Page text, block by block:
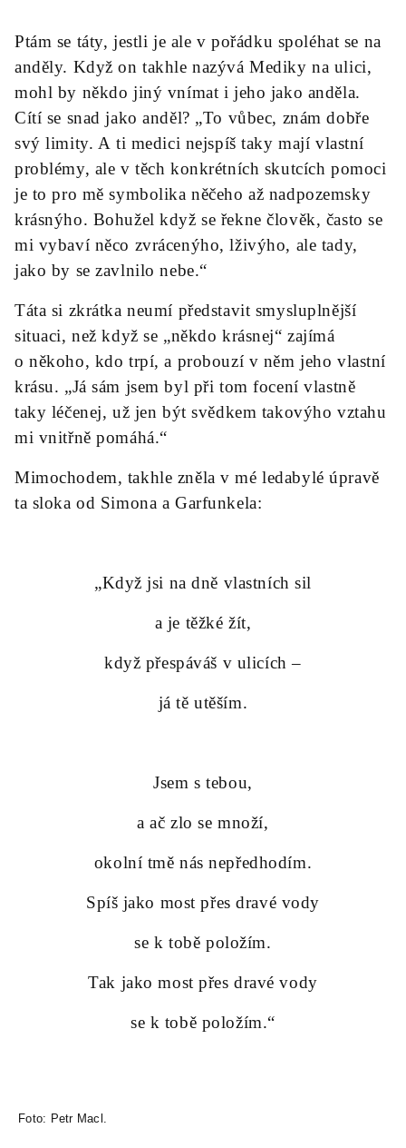
Ptám se táty, jestli je ale v pořádku spoléhat se na
anděly. Když on takhle nazývá Mediky na ulici,
mohl by někdo jiný vnímat i jeho jako anděla.
Cítí se snad jako anděl? „To vůbec, znám dobře
svý limity. A ti medici nejspíš taky mají vlastní
problémy, ale v těch konkrétních skutcích pomoci
je to pro mě symbolika něčeho až nadpozemsky
krásnýho. Bohužel když se řekne člověk, často se
mi vybaví něco zvrácenýho, lživýho, ale tady,
jako by se zavlnilo nebe.“
Táta si zkrátka neumí představit smysluplnější
situaci, než když se „někdo krásnej“ zajímá
o někoho, kdo trpí, a probouzí v něm jeho vlastní
krásu. „Já sám jsem byl při tom focení vlastně
taky léčenej, už jen být svědkem takovýho vztahu
mi vnitřně pomáhá.“
Mimochodem, takhle zněla v mé ledabylé úpravě
ta sloka od Simona a Garfunkela:
„Když jsi na dně vlastních sil
a je těžké žít,
když přespáváš v ulicích –
já tě utěším.
Jsem s tebou,
a ač zlo se množí,
okolní tmě nás nepředhodím.
Spíš jako most přes dravé vody
se k tobě položím.
Tak jako most přes dravé vody
se k tobě položím.“
Foto: Petr Macl.